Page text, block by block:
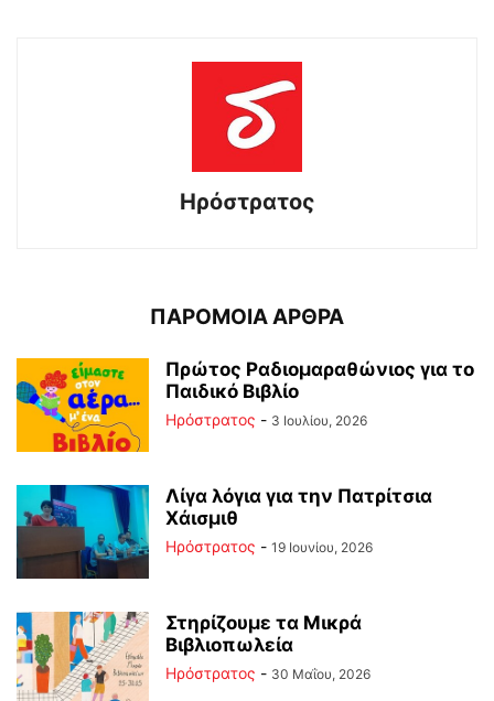
Ηρόστρατος
ΠΑΡΟΜΟΙΑ ΑΡΘΡΑ
Πρώτος Ραδιομαραθώνιος για το
Παιδικό Βιβλίο
Ηρόστρατος - 3 Ιουλίου, 2026
Λίγα λόγια για την Πατρίτσια
Χάισμιθ
Ηρόστρατος - 19 Ιουνίου, 2026
Στηρίζουμε τα Μικρά
Βιβλιοπωλεία
Ηρόστρατος - 30 Μαΐου, 2026